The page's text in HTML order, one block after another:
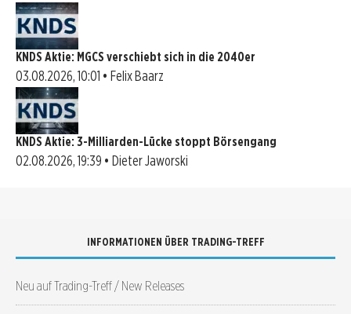
KNDS Aktie: MGCS verschiebt sich in die 2040er
03.08.2026, 10:01 • Felix Baarz
KNDS Aktie: 3-Milliarden-Lücke stoppt Börsengang
02.08.2026, 19:39 • Dieter Jaworski
INFORMATIONEN ÜBER TRADING-TREFF
Neu auf Trading-Treff / New Releases